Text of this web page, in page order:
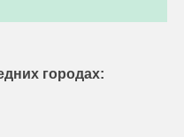
городах: